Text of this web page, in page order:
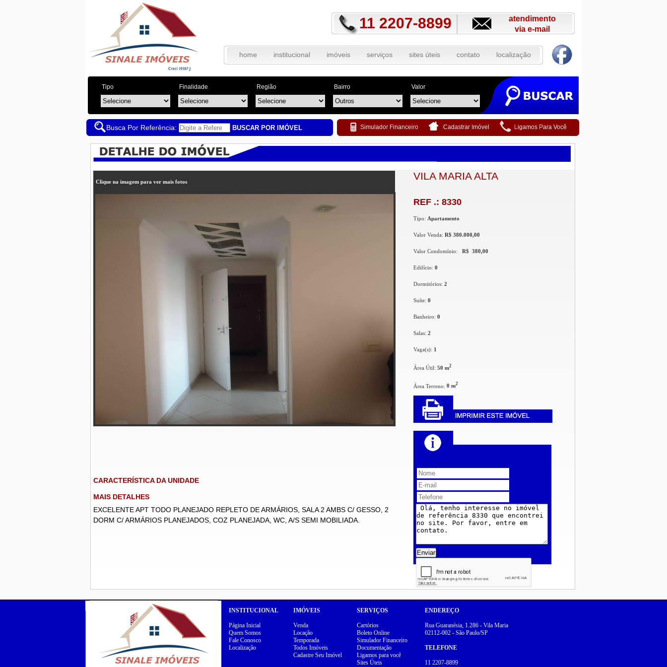
11 2207-8899
atendimento
via e-mail
home institucional imóveis serviços sites úteis contato localização
Tipo Finalidade Região Bairro Valor
Busca Por Referência: BUSCAR POR IMÓVEL Simulador Financeiro Cadastrar Imóvel Ligamos Para Você
Clique na imagem para ver mais fotos
CARACTERÍSTICA DA UNIDADE
MAIS DETALHES
EXCELENTE APT TODO PLANEJADO REPLETO DE ARMÁRIOS, SALA 2 AMBS C/ GESSO, 2
DORM C/ ARMÁRIOS PLANEJADOS, COZ PLANEJADA, WC, A/S SEMI MOBILIADA.
VILA MARIA ALTA
REF .: 8330
Tipo: Apartamento
Valor Venda: R$ 380.000,00
Valor Condomínio: R$ 380,00
Edifício: 0
Dormitórios: 2
Suíte: 0
Banheiro: 0
Salas: 2
Vaga(s): 1
Área Útil: 50 m2
Área Terreno: 0 m2
Enviar
INSTITUCIONAL
Página Inicial
Quem Somos
Fale Conosco
Localização
IMÓVEIS
Venda
Locação
Temporada
Todos Imóveis
Cadastre Seu Imóvel
SERVIÇOS
Cartórios
Boleto Online
Simulador Financeiro
Documentação
Ligamos para você
Sites Úteis
ENDEREÇO
Rua Guaranésia, 1.286 - Vila Maria
02112-002 - São Paulo/SP
TELEFONE
11 2207-8899